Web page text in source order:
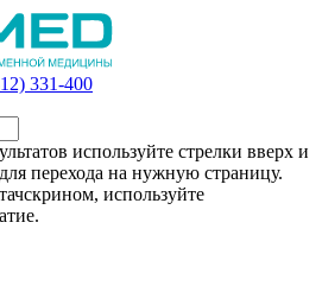
331-400
используйте стрелки вверх и
перехода на нужную страницу.
используйте